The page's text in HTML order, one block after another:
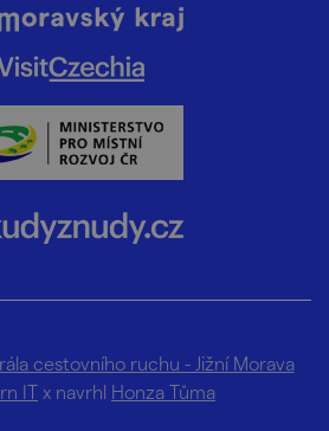
cestovního ruchu - Jižní Morava
IT x navrhl Honza Tůma